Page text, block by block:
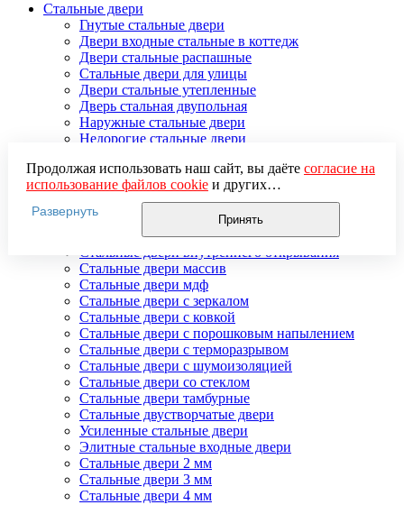
Стальные двери
Гнутые стальные двери
Двери входные стальные в коттедж
Двери стальные распашные
Стальные двери для улицы
Двери стальные утепленные
Дверь стальная двупольная
Наружные стальные двери
Недорогие стальные двери
Стальная дверь в дом
Стальная дверь на дачу
Стальные взломостойкие двери
Стальные входные двери в квартиру
Стальные двери в подъезд
Стальные двери внутреннего открывания
Стальные двери массив
Стальные двери мдф
Стальные двери с зеркалом
Стальные двери с ковкой
Стальные двери с порошковым напылением
Стальные двери с терморазрывом
Стальные двери с шумоизоляцией
Стальные двери со стеклом
Стальные двери тамбурные
Стальные двустворчатые двери
Усиленные стальные двери
Элитные стальные входные двери
Стальные двери 2 мм
Стальные двери 3 мм
Стальные двери 4 мм
Продолжая использовать наш сайт, вы даёте согласие на
использование файлов cookieи других
пользовательских данных (включая IP-адрес, сведения о
местоположении, устройстве, действиях на сайте и т. п.)
для функционирования сайта, проведения
использования систем аналитики (например,
Яндекс.Метрика), в соответствии с нашей
обработки персональных данных.
Если вы не хотите, чтобы ваши данные обрабатывались,
настройте ограничения в браузере или покиньте сайт.
Развернуть
Принять